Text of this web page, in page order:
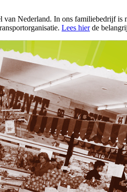
Nederland. In ons familiebedrijf is
Lees hierde